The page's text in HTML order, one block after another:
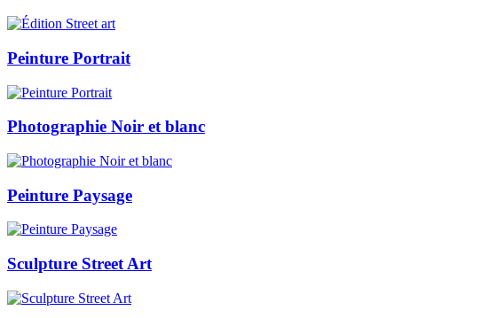
Peinture Portrait
Photographie Noir et blanc
Peinture Paysage
Sculpture Street Art